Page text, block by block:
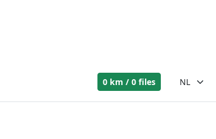
0 km / 0 files